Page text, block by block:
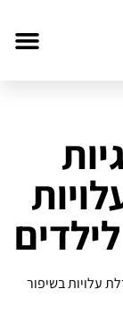
עלויות בשיפור